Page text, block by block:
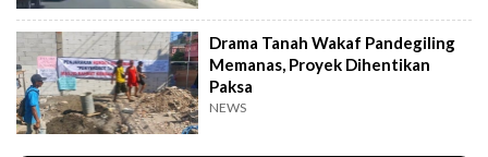
Drama Tanah Wakaf Pandegiling
Memanas, Proyek Dihentikan
Paksa
NEWS